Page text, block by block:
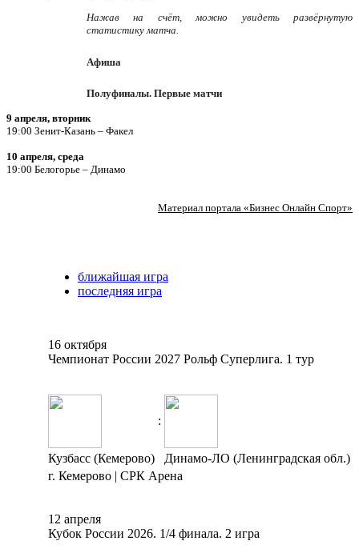
Нажав на счёт, можно увидеть развёрнутую
статистику матча.
Афиша
Полуфиналы. Первые матчи
9 апреля, вторник
19:00 Зенит-Казань – Факел
10 апреля, среда
19:00 Белогорье – Динамо
Материал портала «Бизнес Онлайн Спорт»
ближайшая игра
последняя игра
16 октября
Чемпионат России 2027 Рольф Суперлига. 1 тур
:
Кузбасс (Кемерово)
Динамо-ЛО (Ленинградская обл.)
г. Кемерово | СРК Арена
12 апреля
Кубок России 2026. 1/4 финала. 2 игра